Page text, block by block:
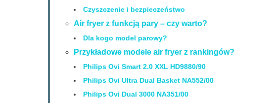
Czyszczenie i bezpieczeństwo
Air fryer z funkcją pary – czy warto?
Dla kogo model parowy?
Przykładowe modele air fryer z rankingów?
Philips Ovi Smart 2.0 XXL HD9880/90
Philips Ovi Ultra Dual Basket NA552/00
Philips Ovi Dual 3000 NA351/00